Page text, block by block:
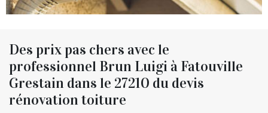
Des prix pas chers avec le
professionnel Brun Luigi à Fatouville
Grestain dans le 27210 du devis
rénovation toiture